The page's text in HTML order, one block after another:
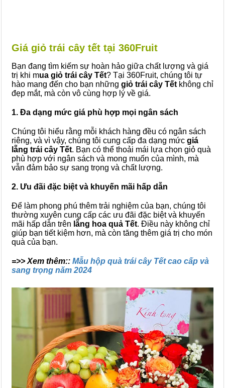
Giá giỏ trái cây tết tại 360Fruit
Bạn đang tìm kiếm sự hoàn hảo giữa chất lượng và giá
trị khi mua giỏ trái cây Tết? Tại 360Fruit, chúng tôi tự
hào mang đến cho bạn những giỏ trái cây Tết không chỉ
đẹp mắt, mà còn vô cùng hợp lý về giá.
1. Đa dạng mức giá phù hợp mọi ngân sách
Chúng tôi hiểu rằng mỗi khách hàng đều có ngân sách
riêng, và vì vậy, chúng tôi cung cấp đa dạng mức giá
lẵng trái cây Tết. Bạn có thể thoải mái lựa chọn giỏ quà
phù hợp với ngân sách và mong muốn của mình, mà
vẫn đảm bảo sự sang trọng và chất lượng.
2. Ưu đãi đặc biệt và khuyến mãi hấp dẫn
Để làm phong phú thêm trải nghiệm của bạn, chúng tôi
thường xuyên cung cấp các ưu đãi đặc biệt và khuyến
mãi hấp dẫn trên lẵng hoa quả Tết. Điều này không chỉ
giúp bạn tiết kiệm hơn, mà còn tăng thêm giá trị cho món
quà của bạn.
=>> Xem thêm:: Mẫu hộp quà trái cây Tết cao cấp và
sang trọng năm 2024